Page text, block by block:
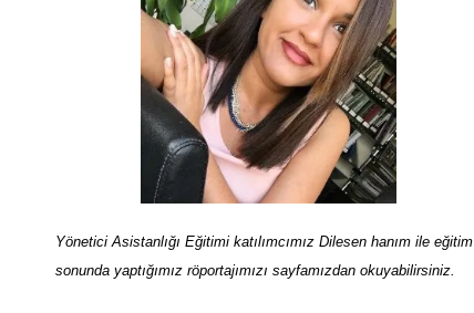
Yönetici Asistanlığı Eğitimi katılımcımız Dilesen hanım ile eğitim
sonunda yaptığımız röportajımızı sayfamızdan okuyabilirsiniz.